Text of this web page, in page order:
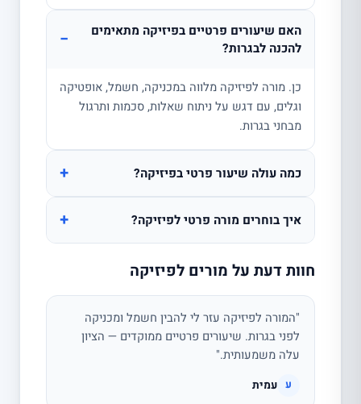
האם שיעורים פרטיים בפיזיקה מתאימים
להכנה לבגרות?
−
כן. מורה לפיזיקה מלווה במכניקה, חשמל, אופטיקה
וגלים, עם דגש על ניתוח שאלות, סכמות ותרגול
מבחני בגרות.
כמה עולה שיעור פרטי בפיזיקה? +
איך בוחרים מורה פרטי לפיזיקה? +
חוות דעת על מורים לפיזיקה
"המורה לפיזיקה עזר לי להבין חשמל ומכניקה
לפני בגרות. שיעורים פרטיים ממוקדים — הציון
עלה משמעותית."
ע עמית